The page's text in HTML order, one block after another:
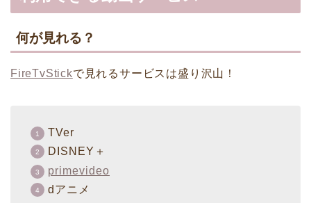
何が見れる？
FireTvStickで見れるサービスは盛り沢山！
TVer
DISNEY＋
primevideo
dアニメ